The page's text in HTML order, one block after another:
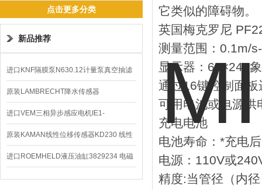
点击更多分类
新品推荐
进口KNF隔膜泵N630.12计量泵真空抽滤
泵价格
原装LAMBRECHT降水传感器
00.14575.20气象仪
进口VEM三相异步感应电机IE1-
K21R80G4马达
原装KAMAN线性位移传感器KD230 线性
编码器
进口ROEMHELD液压油缸3829234 电磁
阀定位器
它类似的障碍物。
英国梅克罗尼
测量范围：0.1m/
显示器：64×240
通过16键控制面板
可用电池或电源供
充电电池
电池寿命：*充电
电源：110V或
精度:当管径（内